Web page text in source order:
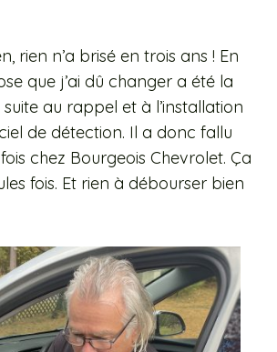
rien n’a brisé en trois ans ! En
que j’ai dû changer a été la
au rappel et à l’installation
de détection. Il a donc fallu
chez Bourgeois Chevrolet. Ça
fois. Et rien à débourser bien